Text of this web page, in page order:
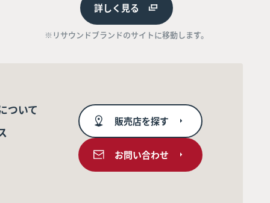
詳しく見る
※リサウンドブランドのサイトに移動します。
ついて
販売店を探す
お問い合わせ